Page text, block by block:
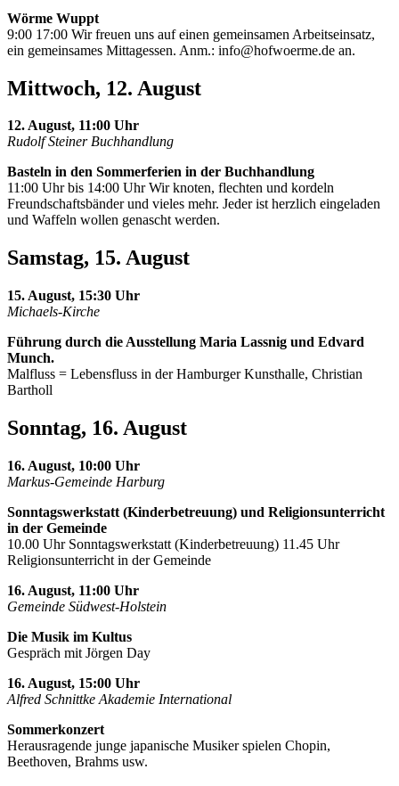
Wörme Wuppt
9:00 17:00 Wir freuen uns auf einen gemeinsamen Arbeitseinsatz,
ein gemeinsames Mittagessen. Anm.: info@hofwoerme.de an.
Mittwoch, 12. August
12. August, 11:00 Uhr
Rudolf Steiner Buchhandlung
Basteln in den Sommerferien in der Buchhandlung
11:00 Uhr bis 14:00 Uhr Wir knoten, flechten und kordeln
Freundschaftsbänder und vieles mehr. Jeder ist herzlich eingeladen
und Waffeln wollen genascht werden.
Samstag, 15. August
15. August, 15:30 Uhr
Michaels-Kirche
Führung durch die Ausstellung Maria Lassnig und Edvard
Munch.
Malfluss = Lebensfluss in der Hamburger Kunsthalle, Christian
Bartholl
Sonntag, 16. August
16. August, 10:00 Uhr
Markus-Gemeinde Harburg
Sonntagswerkstatt (Kinderbetreuung) und Religionsunterricht
in der Gemeinde
10.00 Uhr Sonntagswerkstatt (Kinderbetreuung) 11.45 Uhr
Religionsunterricht in der Gemeinde
16. August, 11:00 Uhr
Gemeinde Südwest-Holstein
Die Musik im Kultus
Gespräch mit Jörgen Day
16. August, 15:00 Uhr
Alfred Schnittke Akademie International
Sommerkonzert
Herausragende junge japanische Musiker spielen Chopin,
Beethoven, Brahms usw.